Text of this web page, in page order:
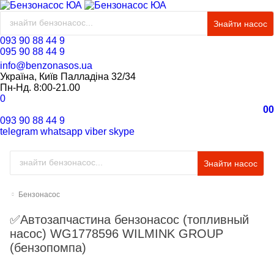
Знайти насос
093 90 88 44 9
095 90 88 44 9
info@benzonasos.ua
Україна, Київ Палладіна 32/34
Пн-Нд. 8:00-21.00
0
00
093 90 88 44 9
telegram whatsapp viber skype
Знайти насос
Бензонасос
✅Автозапчастина бензонасос (топливный
насос) WG1778596 WILMINK GROUP
(бензопомпа)